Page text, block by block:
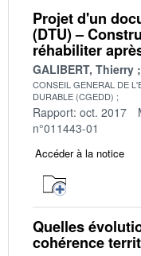
Projet d'un
(DTU) –
réhabiliter
GALIBERT, Thierry
CONSEIL GENERAL DE
DURABLE (CGEDD)
Rapport: oct. 2017
n°011443-01
Accéder à la notice
Quelles
cohérence